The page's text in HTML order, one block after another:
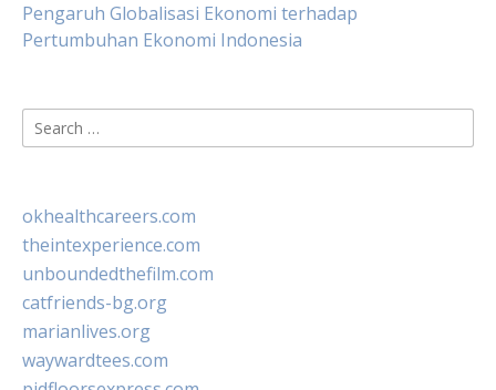
Pengaruh Globalisasi Ekonomi terhadap
Pertumbuhan Ekonomi Indonesia
Search
for:
okhealthcareers.com
theintexperience.com
unboundedthefilm.com
catfriends-bg.org
marianlives.org
waywardtees.com